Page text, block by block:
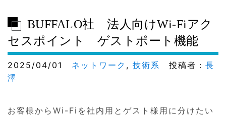
BUFFALO社 法人向けWi-Fiアク
セスポイント ゲストポート機能
2025/04/01 ネットワーク , 技術系 投稿者： 長
澤
お客様からWi-Fiを社内用とゲスト様用に分けたい